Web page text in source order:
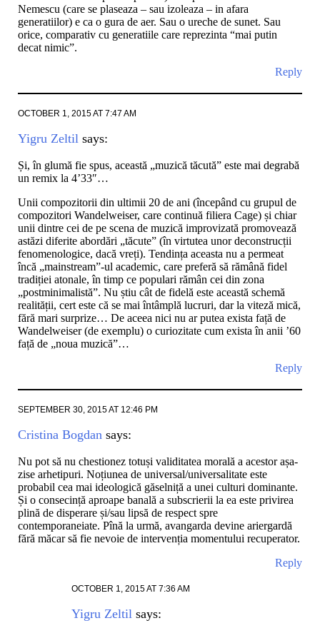
Nemescu (care se plaseaza – sau izoleaza – in afara
generatiilor) e ca o gura de aer. Sau o ureche de sunet. Sau
orice, comparativ cu generatiile care reprezinta “mai putin
decat nimic”.
Reply
OCTOBER 1, 2015 AT 7:47 AM
Yigru Zeltil says:
Și, în glumă fie spus, această „muzică tăcută” este mai degrabă
un remix la 4’33″…
Unii compozitorii din ultimii 20 de ani (începând cu grupul de
compozitori Wandelweiser, care continuă filiera Cage) și chiar
unii dintre cei de pe scena de muzică improvizată promovează
astăzi diferite abordări „tăcute” (în virtutea unor deconstrucții
fenomenologice, dacă vreți). Tendința aceasta nu a permeat
încă „mainstream”-ul academic, care preferă să rămână fidel
tradiției atonale, în timp ce populari rămân cei din zona
„postminimalistă”. Nu știu cât de fidelă este această schemă
realității, cert este că se mai întâmplă lucruri, dar la viteză mică,
fără mari surprize… De aceea nici nu ar putea exista față de
Wandelweiser (de exemplu) o curiozitate cum exista în anii ’60
față de „noua muzică”…
Reply
SEPTEMBER 30, 2015 AT 12:46 PM
Cristina Bogdan says:
Nu pot să nu chestionez totuși validitatea morală a acestor așa-
zise arhetipuri. Noțiunea de universal/universalitate este
probabil cea mai ideologică găselniță a unei culturi dominante.
Și o consecință aproape banală a subscrierii la ea este privirea
plină de disperare și/sau lipsă de respect spre
contemporaneiate. Pînă la urmă, avangarda devine ariergardă
fără măcar să fie nevoie de intervenția momentului recuperator.
Reply
OCTOBER 1, 2015 AT 7:36 AM
Yigru Zeltil says: